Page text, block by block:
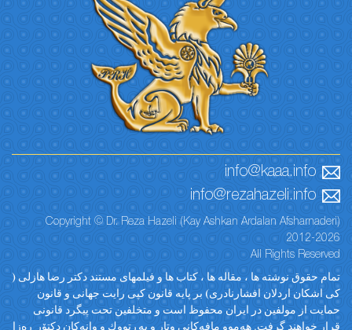
info@kaaa.info
info@rezahazeli.info
Copyright © Dr. Reza Hazeli (Kay Ashkan Ardalan Afsharnaderi)
2012-2026
All Rights Reserved
تمام حقوق نوشته ها ، مقاله ها ، کتاب ها و فیلمهای مستند دکتر رضا هازلی (
کی اشکان اردلان افشارنادری) بر پایه قانون کپی رایت جهانی و قانون
حمایت از مولفین در ایران محفوظ است و متخلفین تحت پیگرد قانونی
قرار خواهند گرفت. ‎هەموو مافەکانی وتار و پەڕتووك و وانەکان دکتۆر ڕەزا